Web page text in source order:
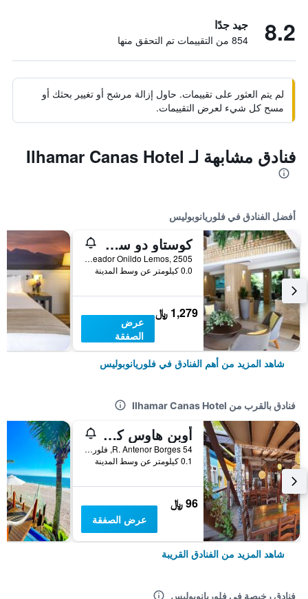
8.2 جيد جدًا
854 من التقييمات تم التحقق منها
لم يتم العثور على تقييمات. حاول إزالة مرشح أو تغيير بحثك أو
مسح كل شيء لعرض التقييمات.
فنادق مشابهة لـ Ilhamar Canas Hotel
أفضل الفنادق في فلوريانوبوليس
كوستاو دو سانتينو ريزورت - عامامل جميع الخدمات
Est. Vereador Onildo Lemos, 2505, فلوريانوبوليس, البرازيل
0.0 كيلومتر عن وسط المدينة
1,279 ﷼
عرض
الصفقة
شاهد المزيد من أهم الفنادق في فلوريانوبوليس
فنادق بالقرب من Ilhamar Canas Hotel
أوبن هاوس كاناسفييراس - أو هوتيس
R. Antenor Borges 54, فلوريانوبوليس, البرازيل
0.1 كيلومتر عن وسط المدينة
96 ﷼
عرض الصفقة
شاهد المزيد من الفنادق القريبة
فنادق رخيصة في فلوريانوبوليس